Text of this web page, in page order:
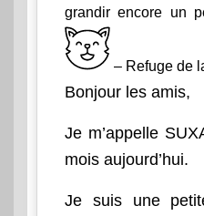
grandir encore un
– Refuge de
Bonjour les amis,
Je m’appelle
mois aujourd’hui.
Je suis une